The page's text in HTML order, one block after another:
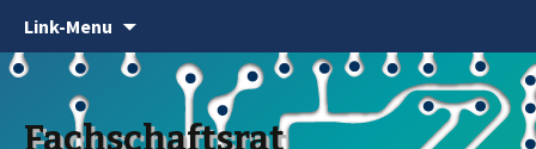
Link-Menu
Fachschaftsrat